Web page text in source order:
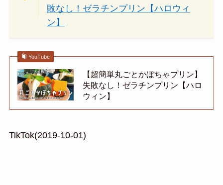
敗なし！ゼラチンプリン【ハロウィ
ン】
YouTube
【超簡単丸ごとかぼちゃプリン】
失敗なし！ゼラチンプリン【ハロ
ウィン】
TikTok(2019-10-01)